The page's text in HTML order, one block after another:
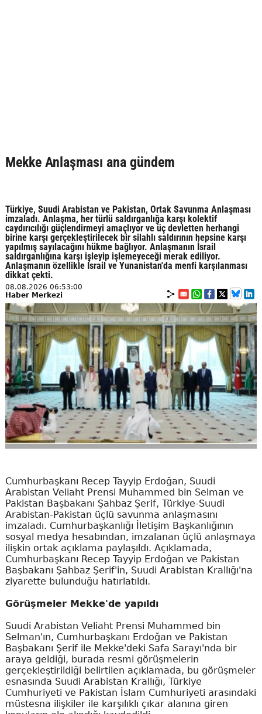
Mekke Anlaşması ana gündem
Türkiye, Suudi Arabistan ve Pakistan, Ortak Savunma Anlaşması
imzaladı. Anlaşma, her türlü saldırganlığa karşı kolektif
caydırıcılığı güçlendirmeyi amaçlıyor ve üç devletten herhangi
birine karşı gerçekleştirilecek bir silahlı saldırının hepsine karşı
yapılmış sayılacağını hükme bağlıyor. Anlaşmanın İsrail
saldırganlığına karşı işleyip işlemeyeceği merak ediliyor.
Anlaşmanın özellikle İsrail ve Yunanistan'da menfi karşılanması
dikkat çekti.
08.08.2026 06:53:00
Haber Merkezi
Cumhurbaşkanı Recep Tayyip Erdoğan, Suudi
Arabistan Veliaht Prensi Muhammed bin Selman ve
Pakistan Başbakanı Şahbaz Şerif, Türkiye-Suudi
Arabistan-Pakistan üçlü savunma anlaşmasını
imzaladı. Cumhurbaşkanlığı İletişim Başkanlığının
sosyal medya hesabından, imzalanan üçlü anlaşmaya
ilişkin ortak açıklama paylaşıldı. Açıklamada,
Cumhurbaşkanı Recep Tayyip Erdoğan ve Pakistan
Başbakanı Şahbaz Şerif'in, Suudi Arabistan Krallığı'na
ziyarette bulunduğu hatırlatıldı.
Görüşmeler Mekke'de yapıldı
Suudi Arabistan Veliaht Prensi Muhammed bin
Selman'ın, Cumhurbaşkanı Erdoğan ve Pakistan
Başbakanı Şerif ile Mekke'deki Safa Sarayı'nda bir
araya geldiği, burada resmi görüşmelerin
gerçekleştirildiği belirtilen açıklamada, bu görüşmeler
esnasında Suudi Arabistan Krallığı, Türkiye
Cumhuriyeti ve Pakistan İslam Cumhuriyeti arasındaki
müstesna ilişkiler ile karşılıklı çıkar alanına giren